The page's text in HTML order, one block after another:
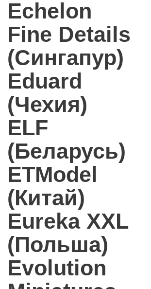
Echelon
Fine Details
(Сингапур)
Eduard
(Чехия)
ELF
(Беларусь)
ETModel
(Китай)
Eureka XXL
(Польша)
Evolution